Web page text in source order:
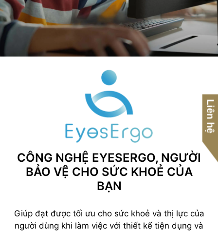
CÔNG NGHỆ EYESERGO, NGƯỜI
BẢO VỆ CHO SỨC KHOẺ CỦA
BẠN
Giúp đạt được tối ưu cho sức khoẻ và thị lực của
người dùng khi làm việc với thiết kế tiện dụng và
Liên hệ